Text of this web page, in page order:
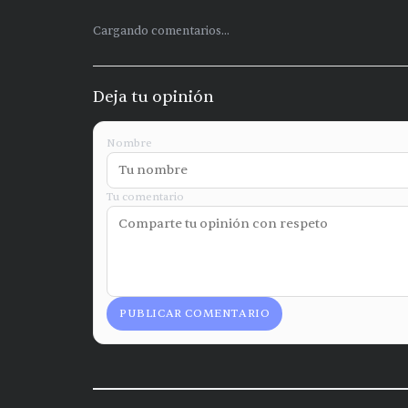
Cargando comentarios...
Deja tu opinión
Nombre
Tu comentario
PUBLICAR COMENTARIO